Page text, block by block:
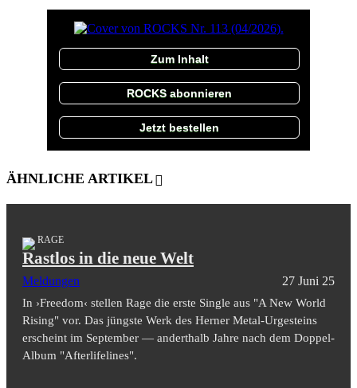
Zum Inhalt
ROCKS abonnieren
Jetzt bestellen
ÄHNLICHE ARTIKEL
RAGE
Rastlos in die neue Welt
Meldungen 27 Juni 25
In ›Freedom‹ stellen Rage die erste Single aus "A New World
Rising" vor. Das jüngste Werk des Herner Metal-Urgesteins
erscheint im September — anderthalb Jahre nach dem Doppel-
Album "Afterlifelines".